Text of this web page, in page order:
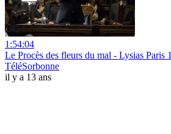
1:54:04
Le Procès des fleurs du mal - Lysias Paris 1
TéléSorbonne
il y a 13 ans